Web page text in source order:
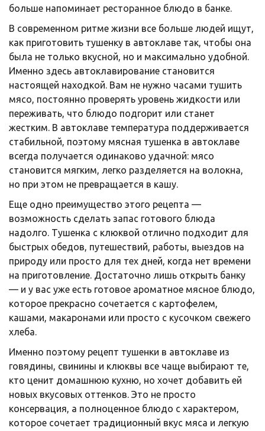
больше напоминает ресторанное блюдо в банке.
В современном ритме жизни все больше людей ищут,
как приготовить тушенку в автоклаве так, чтобы она
была не только вкусной, но и максимально удобной.
Именно здесь автоклавирование становится
настоящей находкой. Вам не нужно часами тушить
мясо, постоянно проверять уровень жидкости или
переживать, что блюдо подгорит или станет
жестким. В автоклаве температура поддерживается
стабильной, поэтому мясная тушенка в автоклаве
всегда получается одинаково удачной: мясо
становится мягким, легко разделяется на волокна,
но при этом не превращается в кашу.
Еще одно преимущество этого рецепта —
возможность сделать запас готового блюда
надолго. Тушенка с клюквой отлично подходит для
быстрых обедов, путешествий, работы, выездов на
природу или просто для тех дней, когда нет времени
на приготовление. Достаточно лишь открыть банку
— и у вас уже есть готовое ароматное мясное блюдо,
которое прекрасно сочетается с картофелем,
кашами, макаронами или просто с кусочком свежего
хлеба.
Именно поэтому рецепт тушенки в автоклаве из
говядины, свинины и клюквы все чаще выбирают те,
кто ценит домашнюю кухню, но хочет добавить ей
новых вкусовых оттенков. Это не просто
консервация, а полноценное блюдо с характером,
которое сочетает традиционный вкус мяса и легкую